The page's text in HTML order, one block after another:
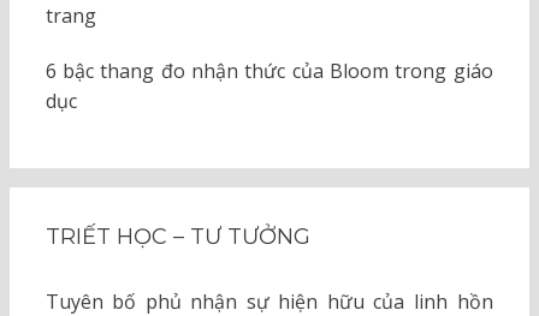
trang
6 bậc thang đo nhận thức của Bloom trong giáo
dục
TRIẾT HỌC – TƯ TƯỞNG
Tuyên bố phủ nhận sự hiện hữu của linh hồn